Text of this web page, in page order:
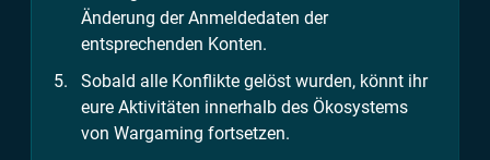
Änderung der Anmeldedaten der
entsprechenden Konten.
Sobald alle Konflikte gelöst wurden, könnt ihr
eure Aktivitäten innerhalb des Ökosystems
von Wargaming fortsetzen.